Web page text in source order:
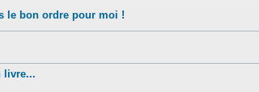
le bon ordre pour moi !
livre...